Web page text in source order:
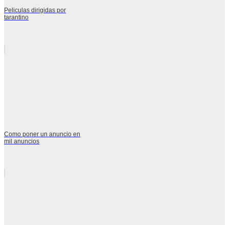
Peliculas dirigidas por
tarantino
Como poner un anuncio en
mil anuncios